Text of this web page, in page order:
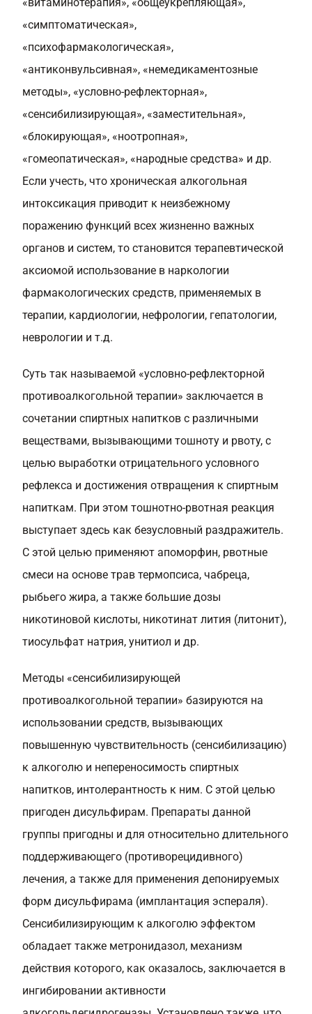
«симптоматическая»,
«психофармакологическая»,
«антиконвульсивная», «немедикаментозные
методы», «условно-рефлекторная»,
«сенсибилизирующая», «заместительная»,
«блокирующая», «ноотропная»,
«гомеопатическая», «народные средства» и др.
Если учесть, что хроническая алкогольная
интоксикация приводит к неизбежному
поражению функций всех жизненно важных
органов и систем, то становится терапевтической
аксиомой использование в наркологии
фармакологических средств, применяемых в
терапии, кардиологии, нефрологии, гепатологии,
неврологии и т.д.
Суть так называемой «условно-рефлекторной
противоалкогольной терапии» заключается в
сочетании спиртных напитков с различными
веществами, вызывающими тошноту и рвоту, с
целью выработки отрицательного условного
рефлекса и достижения отвращения к спиртным
напиткам. При этом тошнотно-рвотная реакция
выступает здесь как безусловный раздражитель.
С этой целью применяют апоморфин, рвотные
смеси на основе трав термопсиса, чабреца,
рыбьего жира, а также большие дозы
никотиновой кислоты, никотинат лития (литонит),
тиосульфат натрия, унитиол и др.
Методы «сенсибилизирующей
противоалкогольной терапии» базируются на
использовании средств, вызывающих
повышенную чувствительность (сенсибилизацию)
к алкоголю и непереносимость спиртных
напитков, интолерантность к ним. С этой целью
пригоден дисульфирам. Препараты данной
группы пригодны и для относительно длительного
поддерживающего (противорецидивного)
лечения, а также для применения депонируемых
форм дисульфирама (имплантация эспераля).
Сенсибилизирующим к алкоголю эффектом
обладает также метронидазол, механизм
действия которого, как оказалось, заключается в
ингибировании активности